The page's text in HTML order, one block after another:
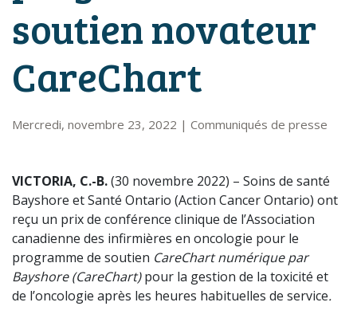
soutien novateur
CareChart
Mercredi, novembre 23, 2022 | Communiqués de presse
VICTORIA, C.-B.(30 novembre 2022) – Soins de santé
Bayshore et Santé Ontario (Action Cancer Ontario) ont
reçu un prix de conférence clinique de l’Association
canadienne des infirmières en oncologie pour le
programme de soutien CareChart numérique par
Bayshore (CareChart)pour la gestion de la toxicité et
de l’oncologie après les heures habituelles de service.